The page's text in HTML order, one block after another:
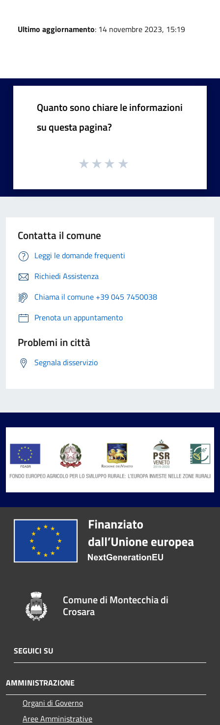
Ultimo aggiornamento: 14 novembre 2023, 15:19
Quanto sono chiare le informazioni
su questa pagina?
Contatta il comune
Leggi le domande frequenti
Richiedi Assistenza
Chiama il comune +39 045 7450038
Prenota un appuntamento
Problemi in città
Segnala disservizio
Comune di Montecchia di
Crosara
SEGUICI SU
AMMINISTRAZIONE
Organi di Governo
Aree Amministrative